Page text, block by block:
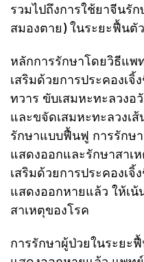
รวมไปถึงการใช้ยาจีนรั
สมองตาย) ในระยะฟื้นตัว
หลักการรักษาโดยวิธีแพ
เสริมด้วยการประคองเ
ทวาร ขับเสมหะทะลวงอ
และขจัดเสมหะทะลวงเ
รักษาแบบฟื้นฟู การรักษ
แสดงออกและรักษาสาเ
เสริมด้วยการประคองเจิ้
แสดงออกหายแล้ว ให้เน้
สาเหตุของโรค
การรักษาผู้ป่วยในระยะ